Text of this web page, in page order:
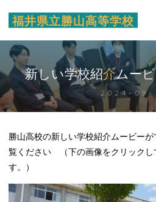
ス
キ
福井県立勝山高等学校
新 新
しい学校紹介ムービ
ビ
2024-09-
勝山高校の新しい学校紹介ムービーが
覧ください （下の画像をクリック
す。）